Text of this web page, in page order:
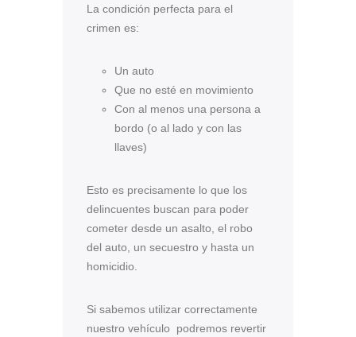
La condición perfecta para el
crimen es:
Un auto
Que no esté en movimiento
Con al menos una persona a
bordo (o al lado y con las
llaves)
Esto es precisamente lo que los
delincuentes buscan para poder
cometer desde un asalto, el robo
del auto, un secuestro y hasta un
homicidio.
Si sabemos utilizar correctamente
nuestro vehículo podremos revertir